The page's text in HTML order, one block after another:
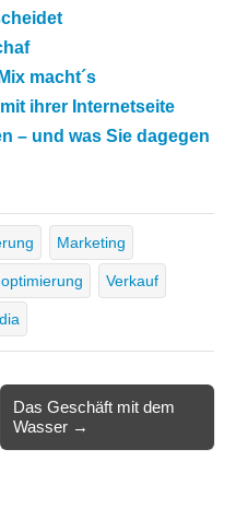
macht´s
ihrer Internetseite
– und was Sie dagegen
Marketing
Verkauf
Das Geschäft mit dem
Wasser →